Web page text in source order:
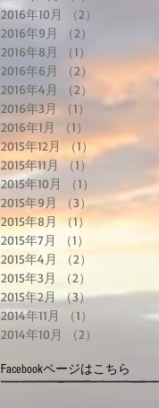
2016年10月
（2）
2016年9月
（2）
2016年8月
（1）
2016年6月
（2）
2016年4月
（2）
2016年3月 （1）
1件の記事
2016年1月
（1）
2015年12月 （1） 1件の記事
2015年11月 （1）
2015年10月
（1）
2015年9月 （3）
2015年8月 （1） 1件の記事
2015年7月
（1）
2015年4月
（2）
2015年3月
（2）
2015年2月 （3）3件の記事
2014年11月
（1）
2014年10月
（2）
Facebookページはこちら